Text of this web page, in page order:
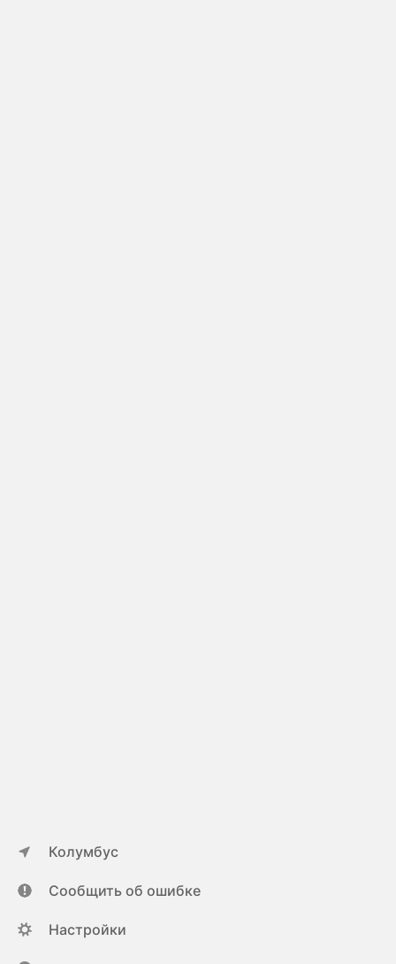
Колумбус
Сообщить об ошибке
Настройки